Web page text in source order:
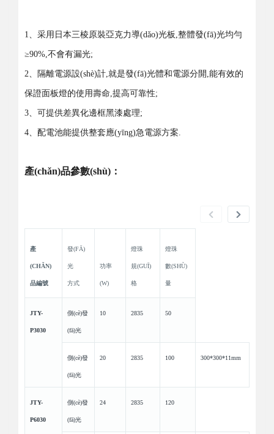
1、采用日本三棱原裝亞克力導(dǎo)光板,整體發(fā)光均勻
≥90%,不會有漏光;
2、隔離電源設(shè)計,就是發(fā)光體和電源分開,能有效的
保證面板燈的使用壽命,提高可靠性;
3、可提供差異化邊框黑漆處理;
4、配電池能提供整套應(yīng)急電源方案.
產(chǎn)品參數(shù)：
產
(CHǍN)
品編號
發(FĀ)
光
方式
功率
(W)
燈珠
規(GUĪ)
格
燈珠
數(SHÙ)
量
JTY-
P3030
側(cè)發
(fā)光
10 2835 50
側(cè)發
(fā)光
20 2835 100 300*300*11mm
JTY-
P6030
側(cè)發
(fā)光
24 2835 120